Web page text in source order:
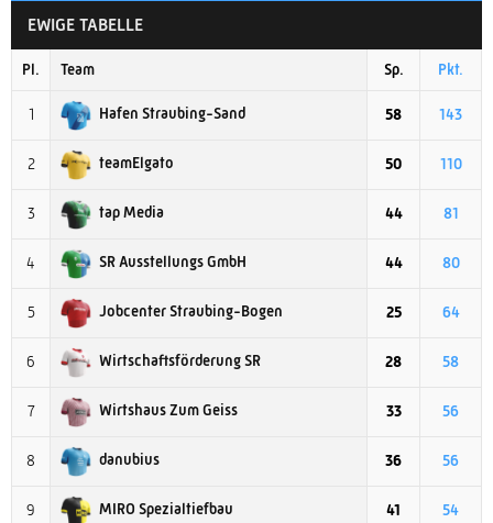
EWIGE TABELLE
Pl. Team Sp. Pkt.
1 Hafen Straubing-Sand 58 143
2 teamElgato 50 110
3 tap Media 44 81
4 SR Ausstellungs GmbH 44 80
5 Jobcenter Straubing-Bogen 25 64
6 Wirtschaftsförderung SR 28 58
7 Wirtshaus Zum Geiss 33 56
8 danubius 36 56
9 MIRO Spezialtiefbau 41 54